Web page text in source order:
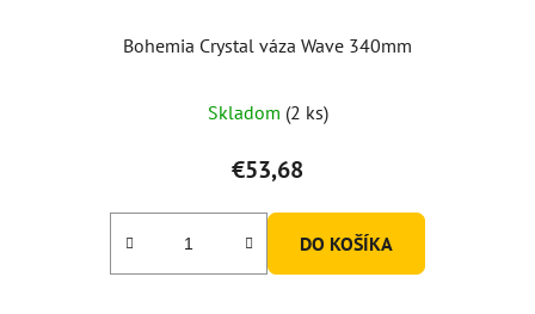
Bohemia Crystal váza Wave 340mm
Skladom (2 ks)
€53,68
DO KOŠÍKA